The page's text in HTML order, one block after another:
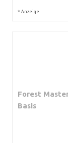
* Anzeige
Forest
Basis